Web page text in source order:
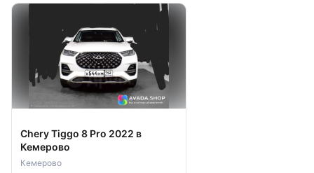
Chery Tiggo 8 Pro 2022 в
Кемерово
Кемерово